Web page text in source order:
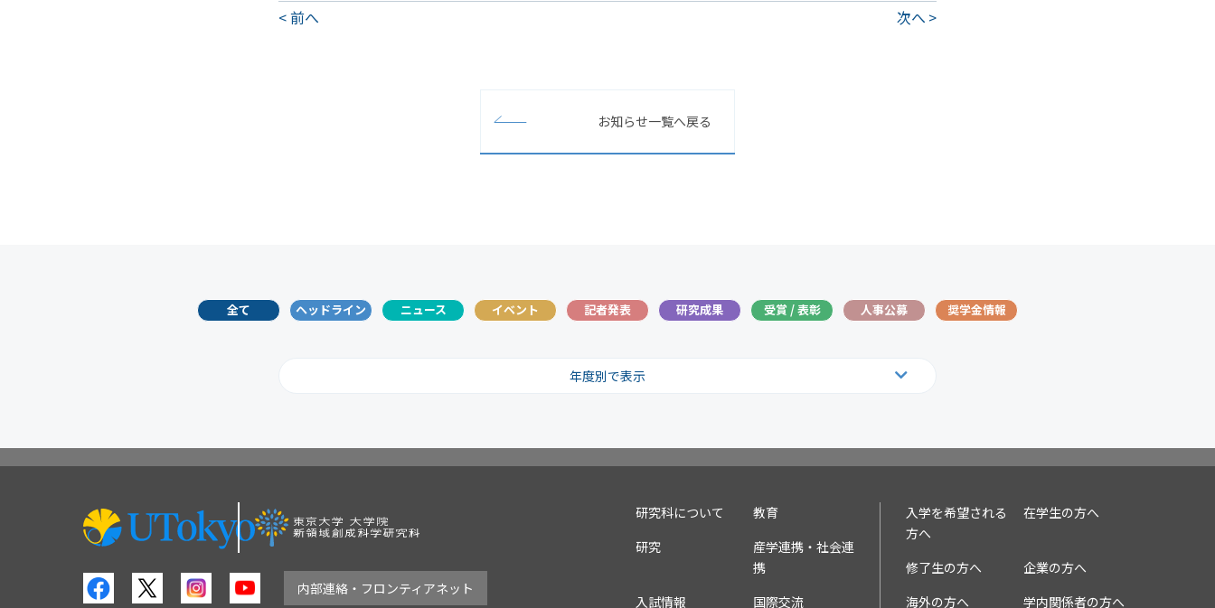
前へ 次へ
お知らせ一覧へ戻る
全て ヘッドライン ニュース イベント 記者発表 研究成果 受賞 / 表彰 人事公募 奨学金情報
年度別で表示
内部連絡・フロンティアネット
研究科について
教育
研究
産学連携・社会連
携
入試情報
国際交流
入学を希望される
方へ
在学生の方へ
修了生の方へ
企業の方へ
海外の方へ
学内関係者の方へ